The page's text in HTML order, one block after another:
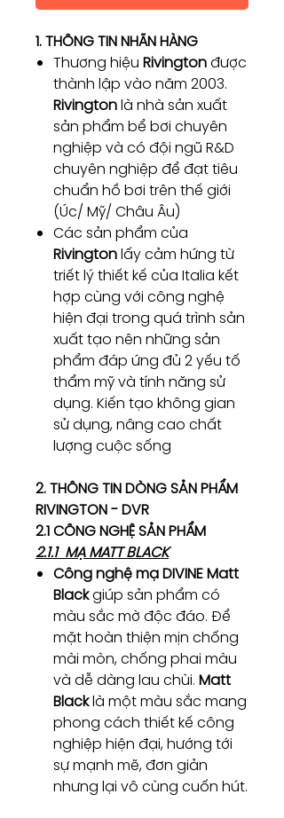
1. THÔNG TIN NHÃN HÀNG
Thương hiệu Rivingtonđược
thành lập vào năm 2003.
Rivingtonlà nhà sản xuất
sản phẩm bể bơi chuyên
nghiệp và có đội ngũ R&D
chuyên nghiệp để đạt tiêu
chuẩn hồ bơi trên thế giới
(Úc/ Mỹ/ Châu Âu)
Các sản phẩm của
Rivingtonlấy cảm hứng từ
triết lý thiết kế của Italia kết
hợp cùng với công nghệ
hiện đại trong quá trình sản
xuất tạo nên những sản
phẩm đáp ứng đủ 2 yếu tố
thẩm mỹ và tính năng sử
dụng. Kiến tạo không gian
sử dụng, nâng cao chất
lượng cuộc sống
2. THÔNG TIN DÒNG SẢN PHẨM
RIVINGTON - DVR
2.1 CÔNG NGHỆ SẢN PHẨM
2.1.1 MẠ MATT BLACK
Công nghệ mạ DIVINE Matt
Blackgiúp sản phẩm có
màu sắc mờ độc đáo. Để
mặt hoàn thiện mịn chống
mài mòn, chống phai màu
và dễ dàng lau chùi. Matt
Blacklà một màu sắc mang
phong cách thiết kế công
nghiệp hiện đại, hướng tới
sự mạnh mẽ, đơn giản
nhưng lại vô cùng cuốn hút.